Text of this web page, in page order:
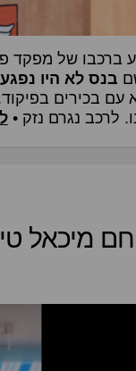
ברכבו של מפקד
בנס לא היו
עם בכירים
לרכב נגרם נזק •
מיכאל